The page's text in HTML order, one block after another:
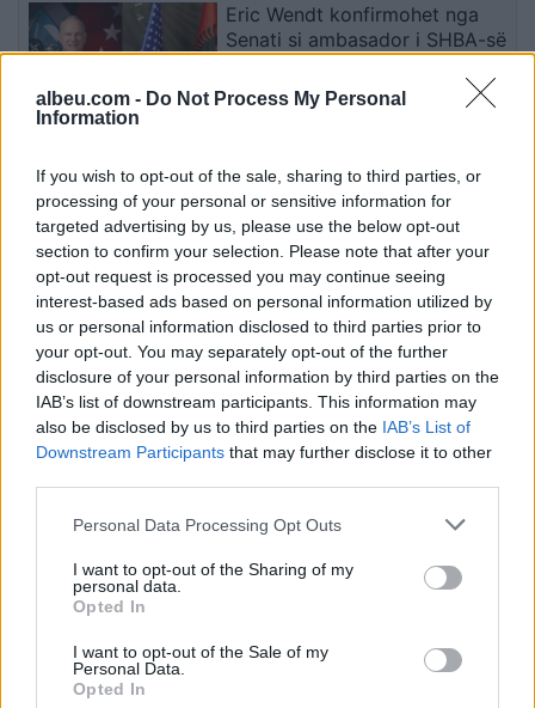
albeu.com - Do Not Process My Personal
Information
If you wish to opt-out of the sale, sharing to third parties, or
processing of your personal or sensitive information for
targeted advertising by us, please use the below opt-out
section to confirm your selection. Please note that after your
opt-out request is processed you may continue seeing
interest-based ads based on personal information utilized by
us or personal information disclosed to third parties prior to
your opt-out. You may separately opt-out of the further
disclosure of your personal information by third parties on the
IAB’s list of downstream participants. This information may
also be disclosed by us to third parties on the IAB’s List of
Downstream Participants that may further disclose it to other
Personal Data Processing Opt Outs
I want to opt-out of the Sharing of my
personal data.
Opted In
I want to opt-out of the Sale of my
Personal Data.
Opted In
Eric Wendt konfirmohet nga
Senati si ambasador i SHBA-së
firmën e Trump
transferohet te RB Leipzig për
30 milionë euro
Futbolli librazhdas në zi,
ndahet nga jeta Besnik Çota,
ish-kapiten dhe ish-trajner i
Sopotit
Aksident fatal në Durrës,
shoqërohet në polici
VIDEO/ Ndërhyrja “horror” e
ndëshkohet me të kuq dhe